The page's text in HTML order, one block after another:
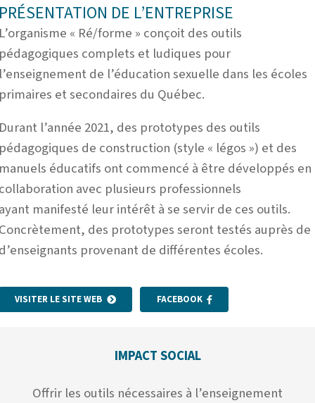
DE L’ENTREPRISE
« Ré/forme » conçoit des outils
complets et ludiques pour
de l’éducation sexuelle dans les écoles
et secondaires du Québec.
l’année 2021, des prototypes des outils
de construction (style « légos ») et des
éducatifs ont commencé à être développés en
avec plusieurs professionnels
manifesté leur intérêt à se servir de ces outils.
des prototypes seront testés auprès de
provenant de différentes écoles.
VISITER LE SITE WEB FACEBOOK
IMPACT SOCIAL
Offrir les outils nécessaires à l’enseignement